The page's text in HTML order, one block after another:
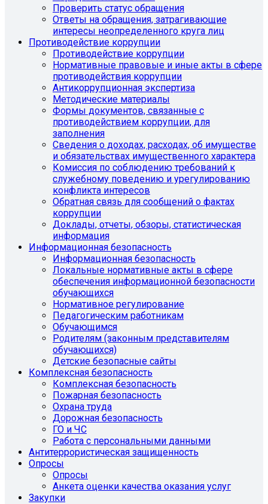
Проверить статус обращения
Ответы на обращения, затрагивающие
интересы неопределенного круга лиц
Противодействие коррупции
Противодействие коррупции
Нормативные правовые и иные акты в сфере
противодействия коррупции
Антикоррупционная экспертиза
Методические материалы
Формы документов, связанные с
противодействием коррупции, для
заполнения
Сведения о доходах, расходах, об имуществе
и обязательствах имущественного характера
Комиссия по соблюдению требований к
служебному поведению и урегулированию
конфликта интересов
Обратная связь для сообщений о фактах
коррупции
Доклады, отчеты, обзоры, статистическая
информация
Информационная безопасность
Информационная безопасность
Локальные нормативные акты в сфере
обеспечения информационной безопасности
обучающихся
Нормативное регулирование
Педагогическим работникам
Обучающимся
Родителям (законным представителям
обучающихся)
Детские безопасные сайты
Комплексная безопасность
Комплексная безопасность
Пожарная безопасность
Охрана труда
Дорожная безопасность
ГО и ЧС
Работа с персональными данными
Антитеррористическая защищенность
Опросы
Опросы
Анкета оценки качества оказания услуг
Закупки